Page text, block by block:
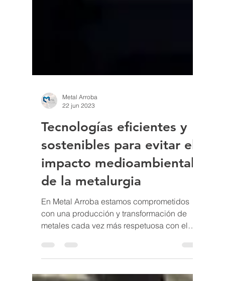
Metal Arroba
22 jun 2023
Tecnologías eficientes y
sostenibles para evitar el
impacto medioambiental
de la metalurgia
En Metal Arroba estamos comprometidos
con una producción y transformación de